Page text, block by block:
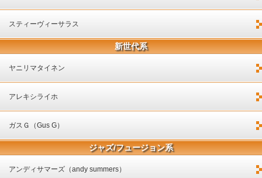
スティーヴィーサラス
新世代系
ヤニリマタイネン
アレキシライホ
ガスＧ（Gus G）
ジャズ/フュージョン系
アンディサマーズ（andy summers）